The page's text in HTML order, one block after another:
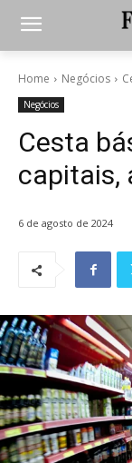
Home Negócios
Negócios
Cesta
capitais,
6 de agosto de 2024